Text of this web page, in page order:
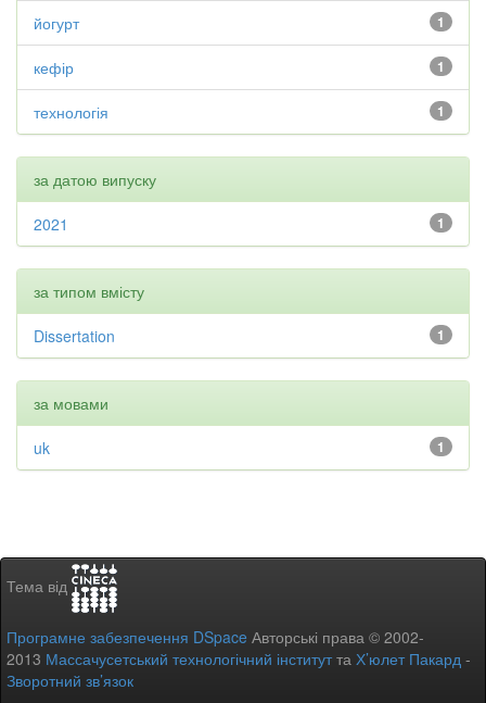
1
йогурт
1
кефір
1
технологія
за датою випуску
1
2021
за типом вмісту
1
Dissertation
за мовами
1
uk
Тема від
Програмне забезпечення DSpace Авторські права © 2002-
2013 Массачусетський технологічний інститутта Х’юлет Пакард -
Зворотний зв’язок